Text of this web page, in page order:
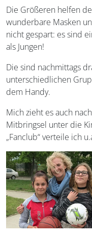
Die Größeren helfen
wunderbare Masken
nicht gespart: es sind
als Jungen!
Die sind nachmittags
unterschiedlichen
dem Handy.
Mich zieht es auch
Mitbringsel unter die
„Fanclub“ verteile ich